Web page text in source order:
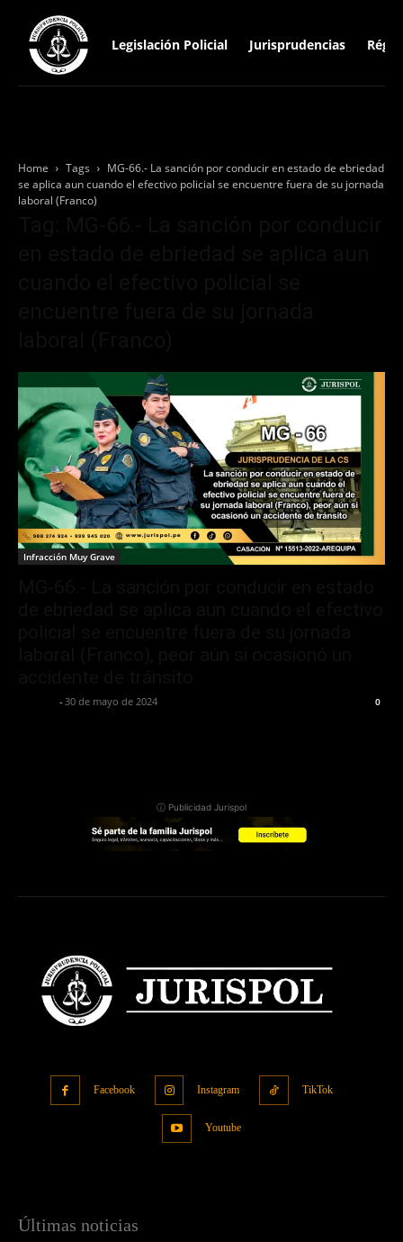
Legislación Policial Jurisprudencias
Home Tags
MG-66.- La sanción por conducir en estado de ebriedad
se aplica aun cuando el efectivo policial se encuentre fuera de su jornada
laboral (Franco)
Infracción Muy Grave
- 30 de mayo de 2024 0
ⓘ Publicidad Jurispol
Facebook Instagram TikTok
Youtube
Últimas noticias